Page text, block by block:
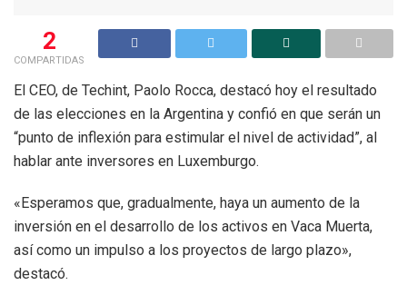
2
COMPARTIDAS
El CEO, de Techint, Paolo Rocca, destacó hoy el resultado
de las elecciones en la Argentina y confió en que serán un
“punto de inflexión para estimular el nivel de actividad”, al
hablar ante inversores en Luxemburgo.
«Esperamos que, gradualmente, haya un aumento de la
inversión en el desarrollo de los activos en Vaca Muerta,
así como un impulso a los proyectos de largo plazo»,
destacó.